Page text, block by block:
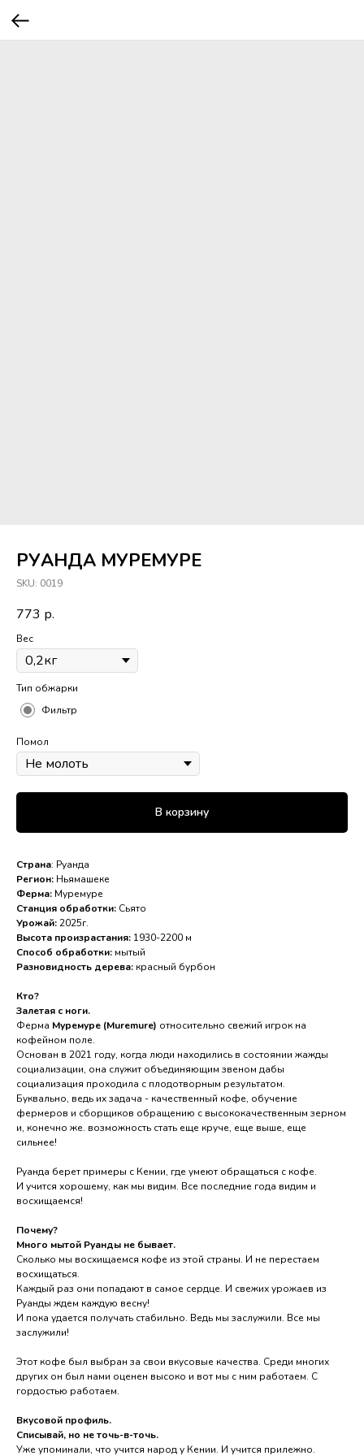
РУАНДА МУРЕМУРЕ
SKU: 0019
773 р.
Вес
Тип обжарки
Фильтр
Помол
В корзину
Страна: Руанда
Регион: Ньямашеке
Ферма: Муремуре
Станция обработки: Сьято
Урожай:2025г.
Высота произрастания: 1930-2200 м
Способ обработки: мытый
Разновидность дерева: красный бурбон
Кто?
Залетая с ноги.
Ферма Муремуре (Muremure) относительно свежий игрок на
кофейном поле.
Основан в 2021 году, когда люди находились в состоянии жажды
социализации, она служит объединяющим звеном дабы
социализация проходила с плодотворным результатом.
Буквально, ведь их задача - качественный кофе, обучение
фермеров и сборщиков обращению с высококачественным зерном
и, конечно же. возможность стать еще круче, еще выше, еще
сильнее!
Руанда берет примеры с Кении, где умеют обращаться с кофе.
И учится хорошему, как мы видим. Все последние года видим и
восхищаемся!
Почему?
Много мытой Руанды не бывает.
Сколько мы восхищаемся кофе из этой страны. И не перестаем
восхищаться.
Каждый раз они попадают в самое сердце. И свежих урожаев из
Руанды ждем каждую весну!
И пока удается получать стабильно. Ведь мы заслужили. Все мы
заслужили!
Этот кофе был выбран за свои вкусовые качества. Среди многих
других он был нами оценен высоко и вот мы с ним работаем. С
гордостью работаем.
Вкусовой профиль.
Списывай, но не точь-в-точь.
Уже упоминали, что учится народ у Кении. И учится прилежно.